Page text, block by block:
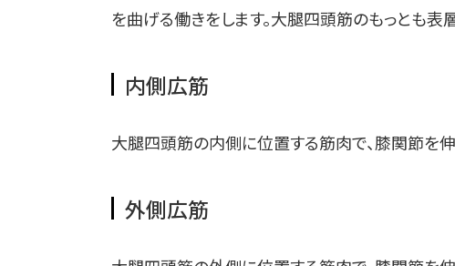
を曲げる働きをします。大腿四頭筋のもっとも表
内側広筋
大腿四頭筋の内側に位置する筋肉で、膝関節を伸
外側広筋